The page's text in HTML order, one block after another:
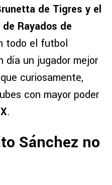
de Tigres y el
Rayados de
todo el futbol
día un jugador mejor
curiosamente,
con mayor poder
.
Sánchez no